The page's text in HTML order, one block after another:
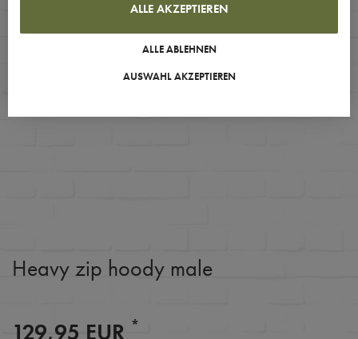
Heavy zip hoody male
129,95 EUR *
ALLE AKZEPTIEREN
ALLE ABLEHNEN
AUSWAHL AKZEPTIEREN